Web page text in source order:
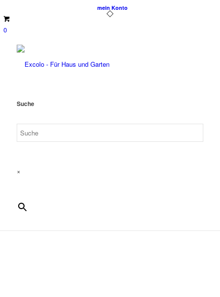
mein Konto
0
Suche
×